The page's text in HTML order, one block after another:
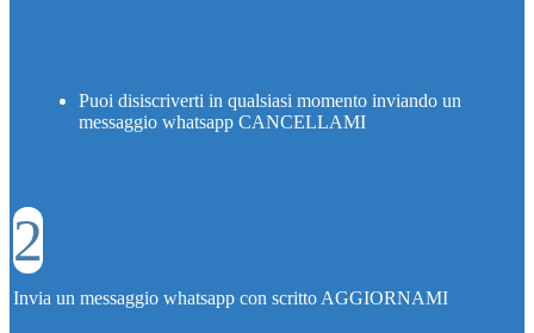
Puoi disiscriverti in qualsiasi momento inviando un
messaggio whatsapp CANCELLAMI
2
Invia un messaggio whatsapp con scritto AGGIORNAMI